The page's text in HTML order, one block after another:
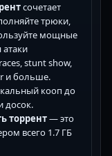
сочетает
трюки,
мощные
stunt show,
и больше.
кооп до
досок.
торрент— это
всего 1.7 ГБ